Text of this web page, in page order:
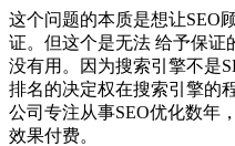
这个问题的本质是想让SEO
证。但这个是无法 给予保证
没有用。因为搜索引擎不是
排名的决定权在搜索引擎的
公司专注从事SEO优化数年
效果付费。